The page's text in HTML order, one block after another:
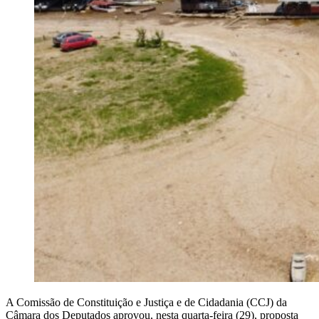
A Comissão de Constituição e Justiça e de Cidadania (CCJ) da
Câmara dos Deputados aprovou, nesta quarta-feira (29), proposta